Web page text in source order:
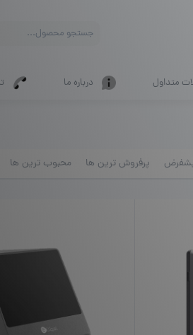
search
متداول درباره ما
پرفروش ترین ها محبوب ترین ها